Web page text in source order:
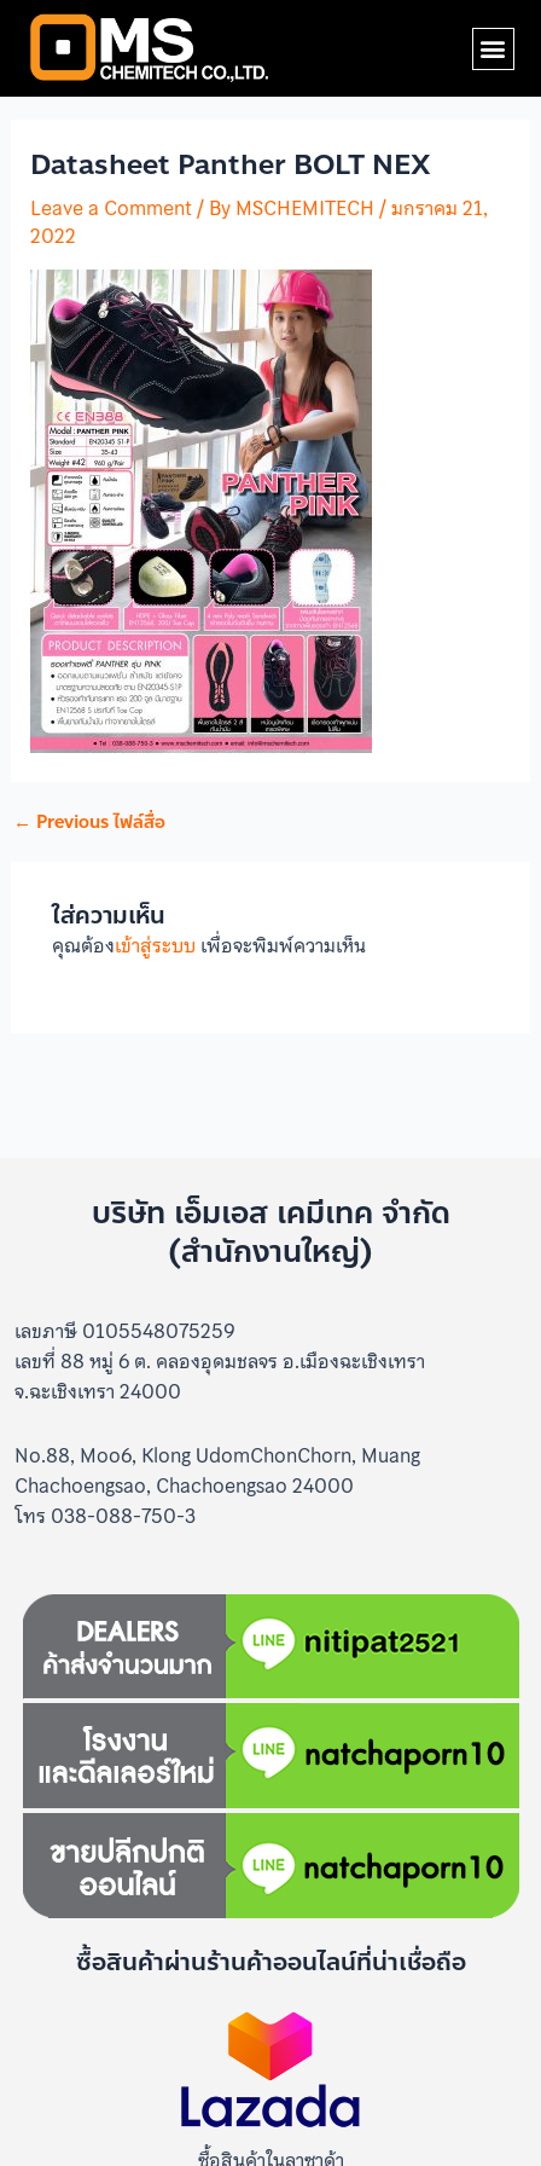
Skip
content
Datasheet Panther BOLT NEX
Leave a Comment/ ByMSCHEMITECH /มกราคม 21,
2022
Post
navigation
← Previous ไฟล์สื่อ
ใส่ความเห็น
คุณต้องเข้าสู่ระบบ เพื่อจะพิมพ์ความเห็น
บริษัท เอ็มเอส เคมีเทค จำกัด
(สำนักงานใหญ่)
เลขภาษี 0105548075259
เลขที่ 88 หมู่ 6 ต. คลองอุดมชลจร อ.เมืองฉะเชิงเทรา
จ.ฉะเชิงเทรา 24000
No.88, Moo6, Klong UdomChonChorn, Muang
Chachoengsao, Chachoengsao 24000
โทร 038-088-750-3
ซื้อสินค้าผ่านร้านค้าออนไลน์ที่น่าเชื่อถือ
ซื้อสินค้าในลาซาด้า